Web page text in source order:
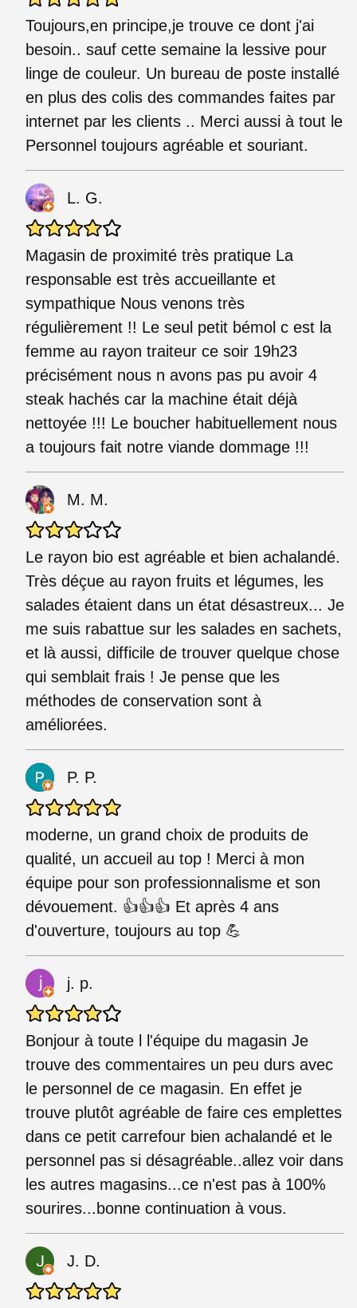
Toujours,en principe,je trouve ce dont j'ai
besoin.. sauf cette semaine la lessive pour
linge de couleur. Un bureau de poste installé
en plus des colis des commandes faites par
internet par les clients .. Merci aussi à tout le
Personnel toujours agréable et souriant.
L. G.
Magasin de proximité très pratique La
responsable est très accueillante et
sympathique Nous venons très
régulièrement !! Le seul petit bémol c est la
femme au rayon traiteur ce soir 19h23
précisément nous n avons pas pu avoir 4
steak hachés car la machine était déjà
nettoyée !!! Le boucher habituellement nous
a toujours fait notre viande dommage !!!
M. M.
Le rayon bio est agréable et bien achalandé.
Très déçue au rayon fruits et légumes, les
salades étaient dans un état désastreux... Je
me suis rabattue sur les salades en sachets,
et là aussi, difficile de trouver quelque chose
qui semblait frais ! Je pense que les
méthodes de conservation sont à
améliorées.
P. P.
moderne, un grand choix de produits de
qualité, un accueil au top ! Merci à mon
équipe pour son professionnalisme et son
dévouement. 👍👍👍 Et après 4 ans
d'ouverture, toujours au top 💪
j. p.
Bonjour à toute l l'équipe du magasin Je
trouve des commentaires un peu durs avec
le personnel de ce magasin. En effet je
trouve plutôt agréable de faire ces emplettes
dans ce petit carrefour bien achalandé et le
personnel pas si désagréable..allez voir dans
les autres magasins...ce n'est pas à 100%
sourires...bonne continuation à vous.
J. D.